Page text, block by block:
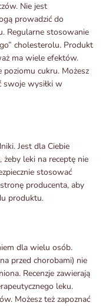
Nie jest
prowadzić do
Regularne stosowanie
cholesterolu. Produkt
ma wiele efektów.
cukru. Możesz
swoje wysiłki w
Jest dla Ciebie
żeby leki na receptę nie
stosować
producenta, aby
produktu.
dla wielu osób.
przed chorobami) nie
Recenzje zawierają
leku.
Możesz też zapoznać